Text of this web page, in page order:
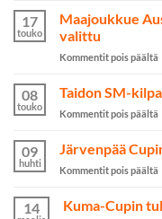
17
touko
Maajoukkue
valittu
Kommentit pois päältä
08
touko
Taidon SM-
Kommentit pois päältä
09
huhti
Järvenpää
Kommentit pois päältä
14 Kuma-Cupin